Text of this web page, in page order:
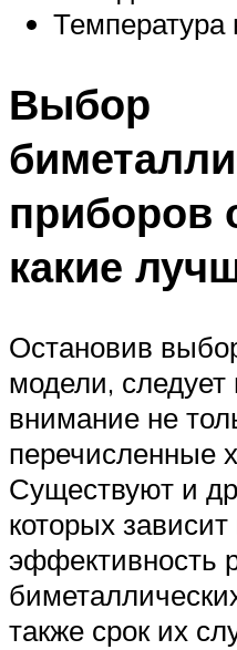
Температура
Выбор
приборов
какие
Остановив
модели,
внимание не
перечисленные
Существуют и
которых зависит
эффективность
также срок их